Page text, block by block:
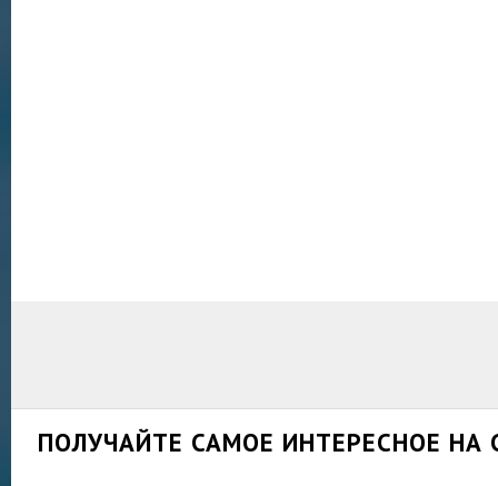
ПОЛУЧАЙТЕ САМОЕ ИНТЕРЕСНОЕ НА